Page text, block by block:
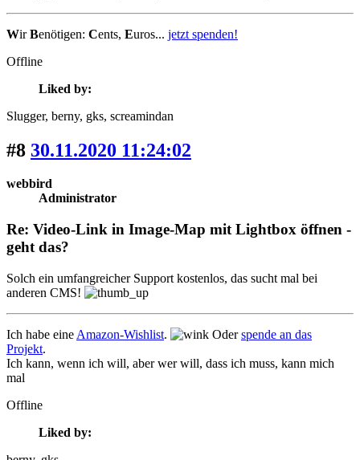
WirBenötigen: Cents, Euros... jetzt spenden!
Offline
Liked by:
Slugger, berny, gks, screamindan
#8 30.11.2020 11:24:02
webbird
Administrator
Re: Video-Link in Image-Map mit Lightbox öffnen -
geht das?
Solch ein umfangreicher Support kostenlos, das sucht mal bei
anderen CMS!
Ich habe eine Amazon-Wishlist. Oderspende an das
Projekt.
Ich kann, wenn ich will, aber wer will, dass ich muss, kann mich
mal
Offline
Liked by: